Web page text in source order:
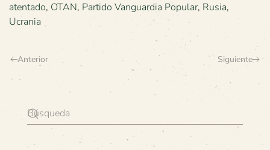
atentado, OTAN, Partido Vanguardia Popular, Rusia,
Ucrania
Anterior Siguiente